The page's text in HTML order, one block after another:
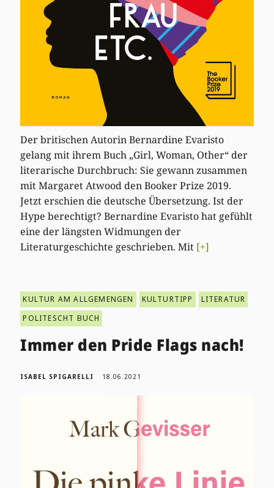
Der britischen Autorin Bernardine Evaristo
gelang mit ihrem Buch „Girl, Woman, Other“ der
literarische Durchbruch: Sie gewann zusammen
mit Margaret Atwood den Booker Prize 2019.
Jetzt erschien die deutsche Übersetzung. Ist der
Hype berechtigt? Bernardine Evaristo hat gefühlt
eine der längsten Widmungen der
Literaturgeschichte geschrieben. Mit [+]
KULTUR AM ALLGEMENGEN KULTURTIPP
LITERATUR
POLITESCHT BUCH
Immer den Pride Flags nach!
ISABEL SPIGARELLI 18.06.2021